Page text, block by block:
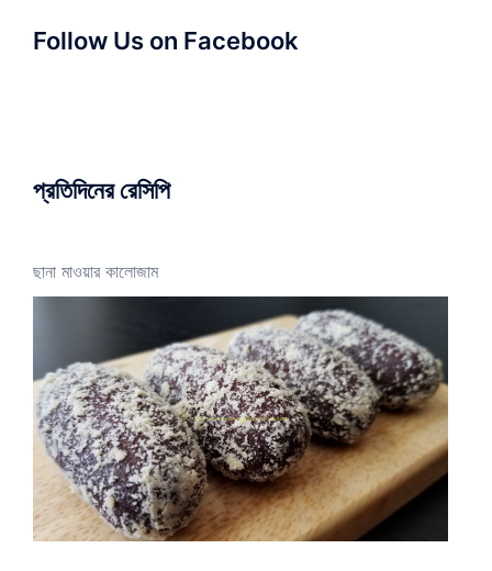
Follow Us on Facebook
প্রতিদিনের রেসিপি
ছানা মাওয়ার কালোজাম